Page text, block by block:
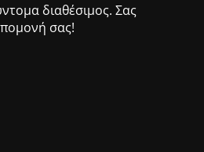
διαθέσιμος. Σας
σας!